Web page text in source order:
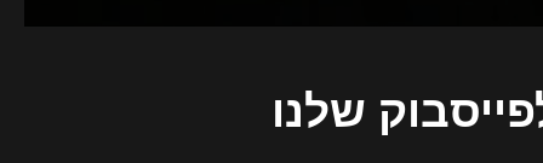
שלנו